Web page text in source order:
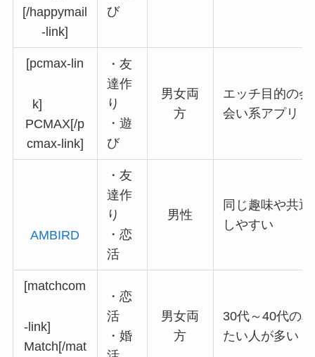
[/happymail
-link]
び
[pcmax-lin
k]
PCMAX[/p
cmax-link]
・友
達作
り
・遊
び
男女両
方
エッチ目的の
会い系アプリ
AMBIRD
・友
達作
り
・恋
活
男性
同じ趣味や共
しやすい
[matchcom
-link]
Match[/mat
・恋
活
・婚
男女両
方
30代～40代の
たい人が多い